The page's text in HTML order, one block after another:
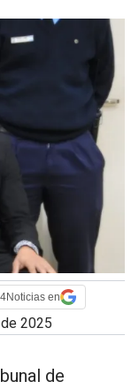
en
2025
de